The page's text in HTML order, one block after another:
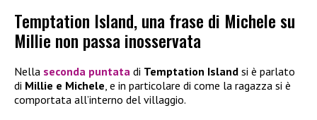
Temptation Island, una frase di Michele su
Millie non passa inosservata
Nella seconda puntata di Temptation Island si è parlato
di Millie e Michele, e in particolare di come la ragazza si è
comportata all’interno del villaggio.